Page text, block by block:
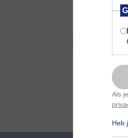
Als
Heb
Bekijk